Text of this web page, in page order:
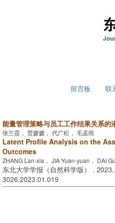
留言板 联
能量管理策略与员工工作结果关系的
张兰霞， 贾媛媛， 代广松， 毛孟雨
Latent Profile Analysis on the
Outcomes
ZHANG Lan-xia， JIA Yuan-yuan， DAI
东北大学学报（自然科学版） .
3026.2023.01.019